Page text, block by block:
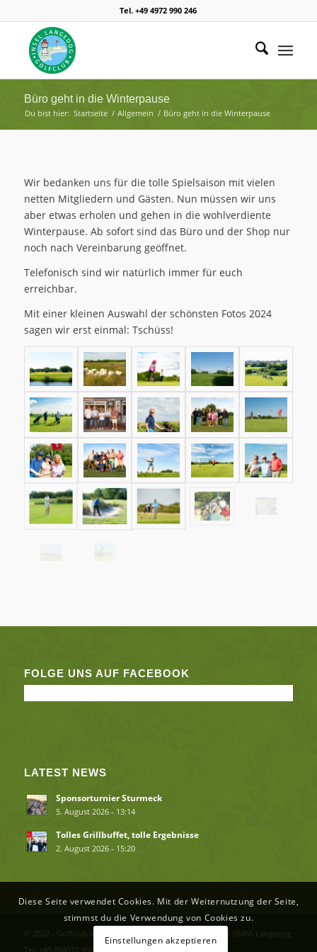
Tel. +49 4972 990 246
Büro geht in die Winterpause
Du bist hier: Startseite / Allgemein / Büro geht in die Winterpause
Wir bedanken uns für die tolle Spielsaison mit vielen
netten Mitgliedern und Gästen. Nun müssen wir uns
aber etwas erholen und gehen in die wohlverdiente
Winterpause. Ab sofort sind das Büro und der Shop nur
noch nach Vereinbarung geöffnet.
Telefonisch sind wir natürlich immer für euch
erreichbar.
Mit einer kleinen Auswahl der schönsten Fotos 2024
sagen wir erst einmal: Tschüss!
FOLGE UNS AUF FACEBOOK
LATEST NEWS
Sponsorturnier Sturmeck
5. August 2026 - 13:14
Tolles Grillbuffet, tolle Ergebnisse
2. August 2026 - 15:20
© 2022 - Golfclub Insel Langeoog e.V. Flughafenstr. 2 - D 26465 Langeoog
Tel: +49 (0)4972 990246 info(at)inselgolfen.de
Diese Seite verwendet Cookies. Mit der Weiternutzung der Seite,
stimmst du die Verwendung von Cookies zu.
Einstellungen akzeptieren